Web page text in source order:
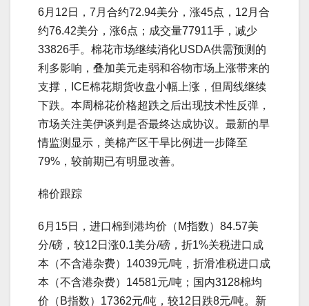
6月12日，7月合约72.94美分，涨45点，12月合
约76.42美分，涨6点；成交量77911手，减少
33826手。棉花市场继续消化USDA供需预测的
利多影响，叠加美元走弱和谷物市场上涨带来的
支撑，ICE棉花期货收盘小幅上涨，但周线继续
下跌。本周棉花价格超跌之后出现技术性反弹，
市场关注美伊谈判是否最终达成协议。最新的旱
情监测显示，美棉产区干旱比例进一步降至
79%，较前期已有明显改善。
棉价跟踪
6月15日，进口棉到港均价（M指数）84.57美
分/磅，较12日涨0.1美分/磅，折1%关税进口成
本（不含港杂费）14039元/吨，折滑准税进口成
本（不含港杂费）14581元/吨；国内3128棉均
价（B指数）17362元/吨，较12日跌8元/吨。新